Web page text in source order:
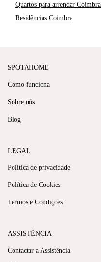
Quartos para arrendar Coimbra
Residências Coimbra
SPOTAHOME
Como funciona
Sobre nós
Blog
LEGAL
Política de privacidade
Política de Cookies
Termos e Condições
ASSISTÊNCIA
Contactar a Assistência